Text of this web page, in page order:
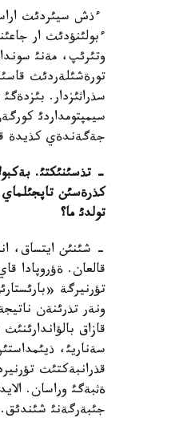
ءذش سيئردئث
ءبولئنؤدئث ار
وتئرئپ، مةنئ
تورةشئلةردئث
سذراثئزدار.
سيمپتومداردئ
جةگةندةي كذيدة
-تذسئنئكتئ.
كذرةسئن تاپجئلماي
تولدئ ما؟
- شئنئن ايتساق،
قالعان. ةؤروپادا
تؤرنيرگة
ونةر تذرئنةن
قازاق
سةناريئ،
قذرانبةكتئث
ةثبةگئ وراسان.
جئبةرگةنئ شئندئق.